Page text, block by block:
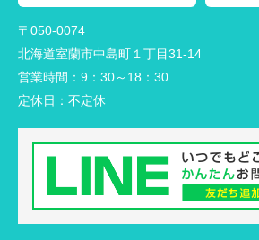
〒050-0074
北海道室蘭市中島町１丁目31-14
営業時間： 9：30～18：30
定休日： 不定休